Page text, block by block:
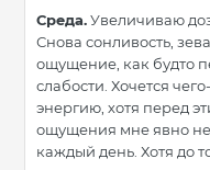
Среда.Увеличиваю
Снова сонливость,
ощущение, как будто
слабости. Хочется
энергию, хотя перед
ощущения мне явно не
каждый день. Хотя до